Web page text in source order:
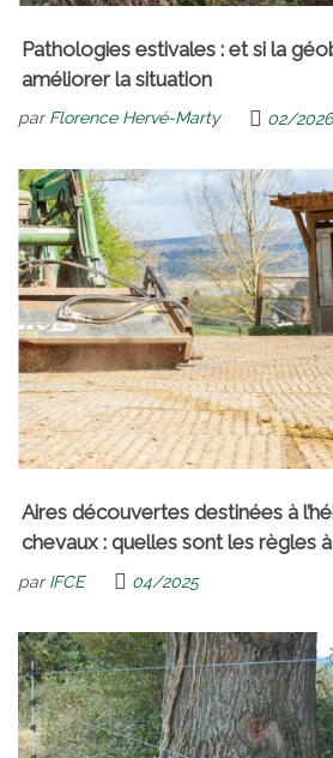
Pathologies estivales : et si la
améliorer la situation
parFlorence Hervé-Marty 02/2026
Aires découvertes destinées à
chevaux : quelles sont les règles
parIFCE 04/2025